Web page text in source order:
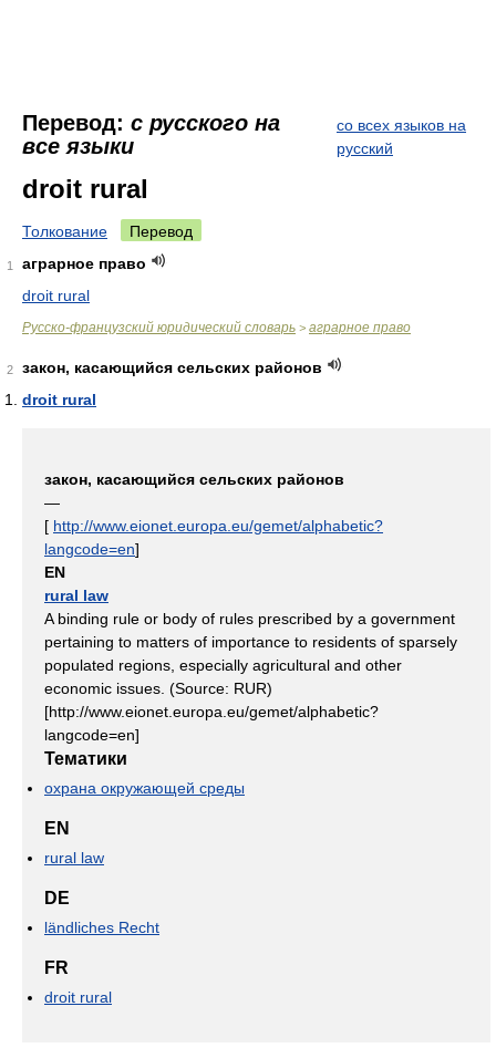
Перевод: с русского на
все языки
со всех языков на
русский
droit rural
Толкование Перевод
1
аграрное право
droit rural
Русско-французский юридический словарь > аграрное право
2
закон, касающийся сельских районов
droit rural
закон, касающийся сельских районов
—
[ http://www.eionet.europa.eu/gemet/alphabetic?
langcode=en]
EN
rural law
A binding rule or body of rules prescribed by a government
pertaining to matters of importance to residents of sparsely
populated regions, especially agricultural and other
economic issues. (Source: RUR)
[http://www.eionet.europa.eu/gemet/alphabetic?
langcode=en]
Тематики
охрана окружающей среды
EN
rural law
DE
ländliches Recht
FR
droit rural